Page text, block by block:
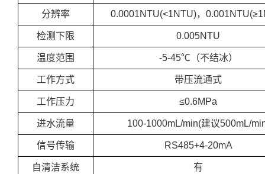
分辨率 0.0001NTU(<1NTU)， 0.001NTU(≥
检测下限 0.005NTU
温度范围 -5-45℃ （不结冰）
工作方式 带压流通式
工作压力 ≤0.6MPa
进水流量 100-1000mL/min(建议500mL/
信号传输 RS485+4-20mA
自清洁系统 有